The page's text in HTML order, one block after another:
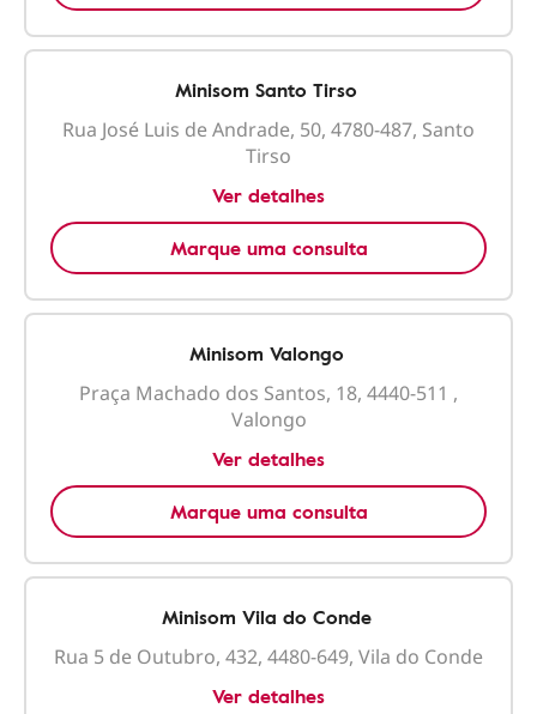
Minisom Santo Tirso
Rua José Luis de Andrade, 50, 4780-487, Santo
Tirso
Ver detalhes
Marque uma consulta
Minisom Valongo
Praça Machado dos Santos, 18, 4440-511 ,
Valongo
Ver detalhes
Marque uma consulta
Minisom Vila do Conde
Rua 5 de Outubro, 432, 4480-649, Vila do Conde
Ver detalhes